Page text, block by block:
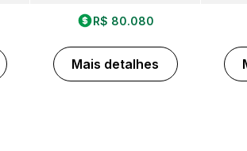
R$ 80.080
Mais detalhes